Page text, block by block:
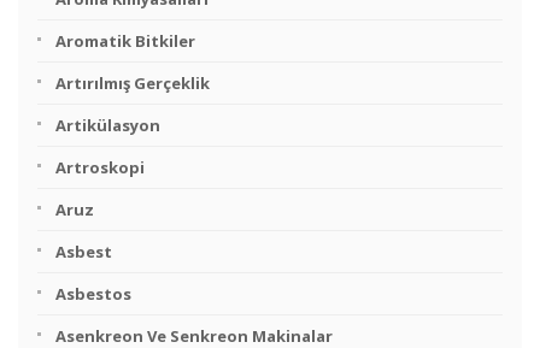
Aromatik Bitkiler
Artırılmış Gerçeklik
Artikülasyon
Artroskopi
Aruz
Asbest
Asbestos
Asenkreon Ve Senkreon Makinalar